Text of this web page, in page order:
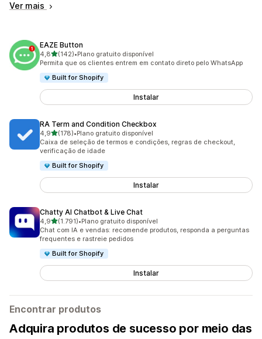
Ver mais
EAZE Button
4,8de 5 estrelas
(142)
142 avaliações ao todo
•Plano gratuito disponível
Permita que os clientes entrem em contato direto pelo WhatsApp
Built for Shopify
Instalar
RA Term and Condition Checkbox
4,9de 5 estrelas
(178)
178 avaliações ao todo
•Plano gratuito disponível
Caixa de seleção de termos e condições, regras de checkout,
verificação de idade
Built for Shopify
Instalar
Chatty AI Chatbot & Live Chat
4,9de 5 estrelas
(1.791)
1791 avaliações ao todo
•Plano gratuito disponível
Chat com IA e vendas: recomende produtos, responda a perguntas
frequentes e rastreie pedidos
Built for Shopify
Instalar
Encontrar produtos
Adquira produtos de sucesso por meio das